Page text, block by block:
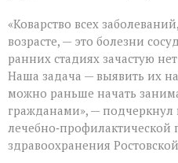
«Коварство всех
возрасте, — это болезни
ранних стадиях зачастую
Наша задача — выявить их
можно раньше начать
гражданами», — подчеркнул
здравоохранения